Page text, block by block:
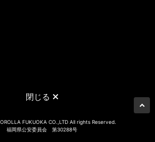
閉じる
FUKUOKA CO.,LTD All rights Reserved.
福岡県公安委員会 第30288号